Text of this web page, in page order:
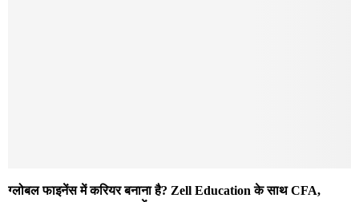
ग्लोबल फाइनेंस में करियर बनाना है? Zell Education के साथ CFA,